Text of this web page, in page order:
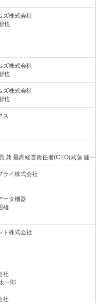
移
ズ株式会社
也
ズ株式会社
也
ズ株式会社
也
ス
兼 最高経営責任者(CEO)武藤 健一郎
ライ株式会社
ータ機器
雄
ト株式会社
社
一郎
社